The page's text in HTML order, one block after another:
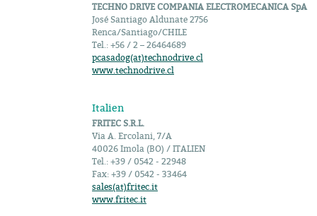
TECHNO DRIVE COMPANIA ELECTROMECANICA SpA
José Santiago Aldunate 2756
Renca/Santiago/CHILE
Tel.: +56 / 2 – 26464689
pcasadog(at)technodrive.cl
www.technodrive.cl
Italien
FRITEC S.R.L.
Via A. Ercolani, 7/A
40026 Imola (BO) / ITALIEN
Tel.: +39 / 0542 - 22948
Fax: +39 / 0542 - 33464
sales(at)fritec.it
www.fritec.it